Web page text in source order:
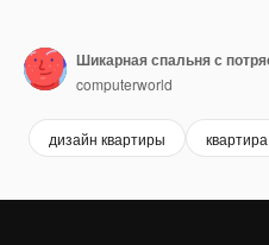
computerworld
дизайн квартиры квартира